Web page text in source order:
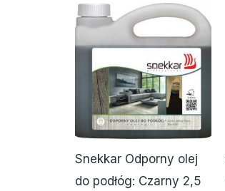
Snekkar Odporny olej
do podłóg: Czarny 2,5